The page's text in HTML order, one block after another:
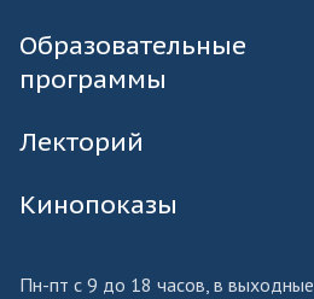
Образовательные
программы
Лекторий
Кинопоказы
Пн-пт с 9 до 18 часов, в выходные